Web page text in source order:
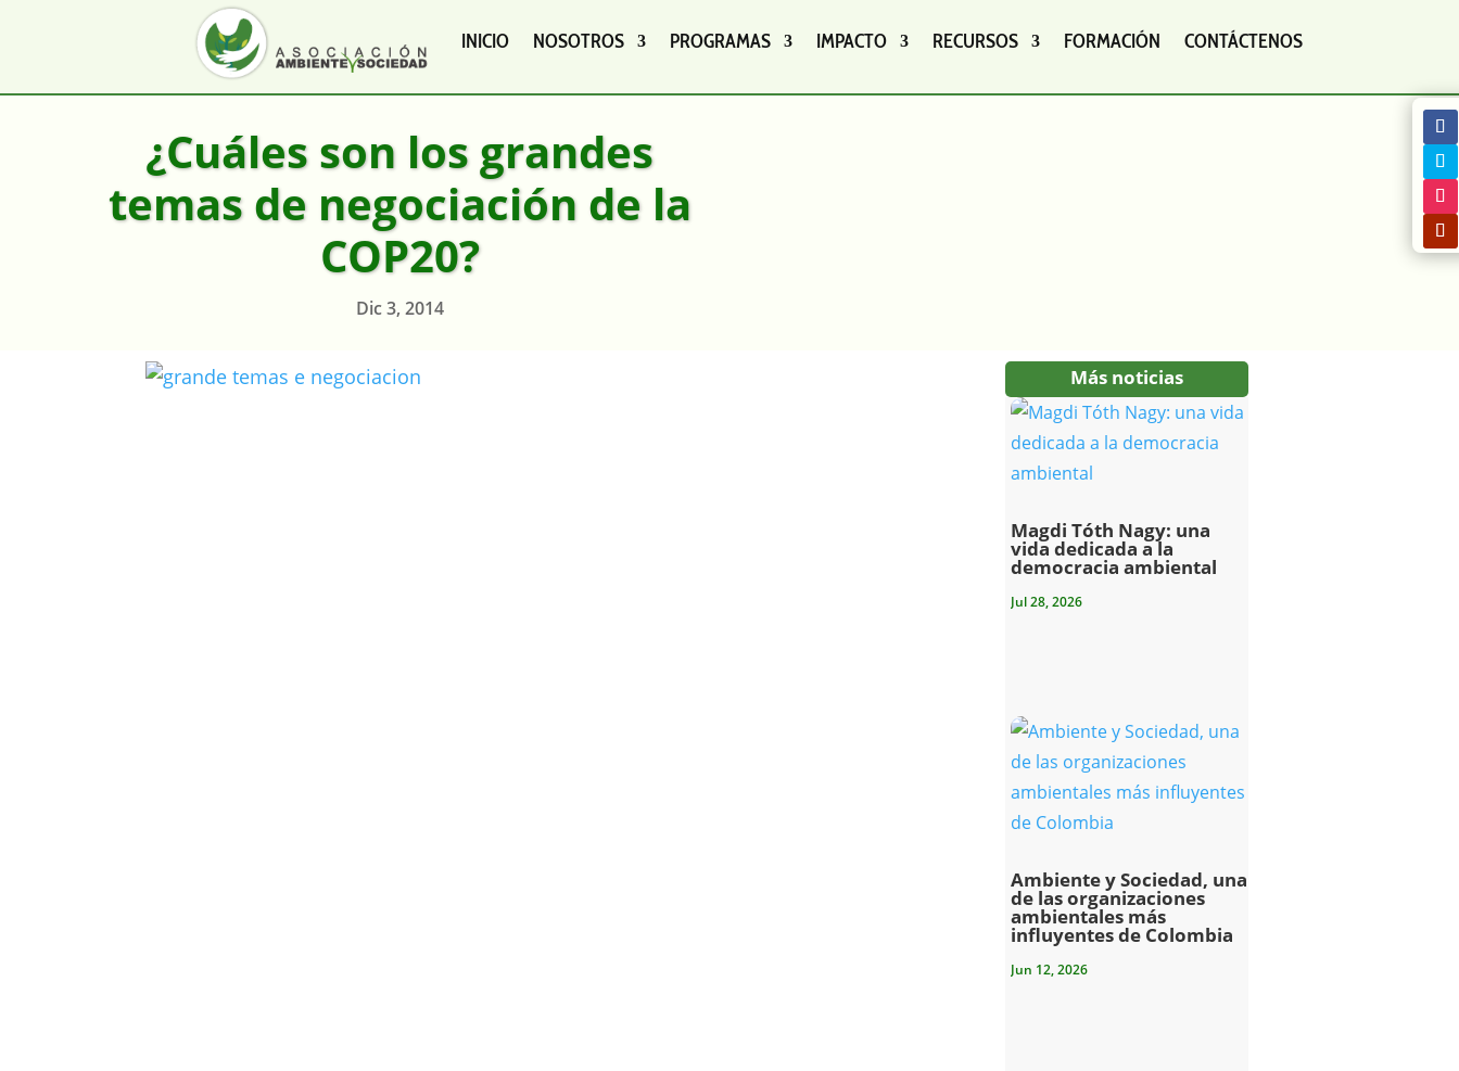
INICIO NOSOTROS PROGRAMAS IMPACTO RECURSOS FORMACIÓN CONTÁCTENOS
¿Cuáles son los grandes
temas de negociación de la
COP20?
Dic 3, 2014
Más noticias
Magdi Tóth Nagy: una
vida dedicada a la
democracia ambiental
Jul 28, 2026
Ambiente y Sociedad, una
de las organizaciones
ambientales más
influyentes de Colombia
Jun 12, 2026